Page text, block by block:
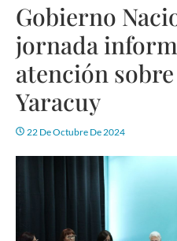
Gobierno
jornada
atención
Yaracuy
22 De Octubre De 2024